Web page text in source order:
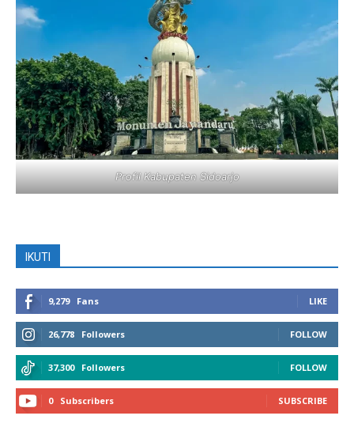
Profil Kabupaten Sidoarjo
IKUTI
9,279 Fans LIKE
26,778 Followers FOLLOW
37,300 Followers FOLLOW
0 Subscribers SUBSCRIBE